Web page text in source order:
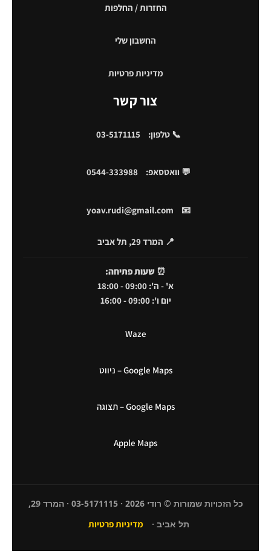
החזרות / החלפות
החשבון שלי
מדיניות פרטיות
צור קשר
📞 טלפון: 03-5171115
💬 וואטסאפ: 0544-333988
📧
yoav.rudi@gmail.com
📍 המרד 29, תל אביב
⏰ שעות פתיחה:
א' - ה': 09:00 - 18:00
יום ו': 09:00 - 16:00
Waze
Google Maps – ניווט
Google Maps – תצוגה
Apple Maps
כל הזכויות שמורות © רודי 2026 · 03-5171115 · המרד 29,
תל אביב ·
מדיניות פרטיות